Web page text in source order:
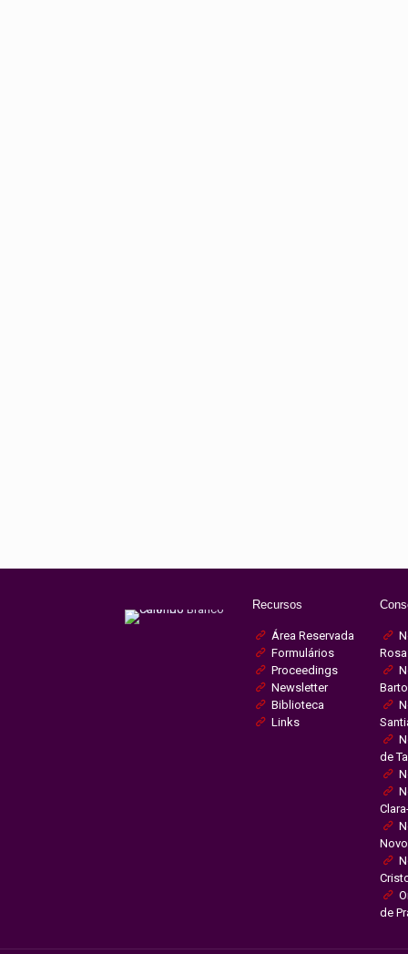
Recursos
Área Reservada
Formulários
Proceedings
Newsletter
Biblioteca
Links
Rosa
de
Novo
de